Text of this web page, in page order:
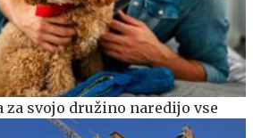
svojo družino naredijo vse